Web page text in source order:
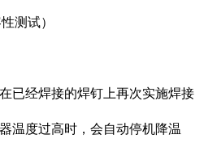
测试）
已经焊接的焊钉上再次实施焊接
温度过高时，会自动停机降温